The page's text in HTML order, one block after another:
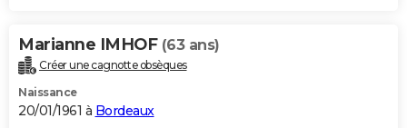
Marianne IMHOF (63 ans)
Créer une cagnotte obsèques
Naissance
20/01/1961 à Bordeaux